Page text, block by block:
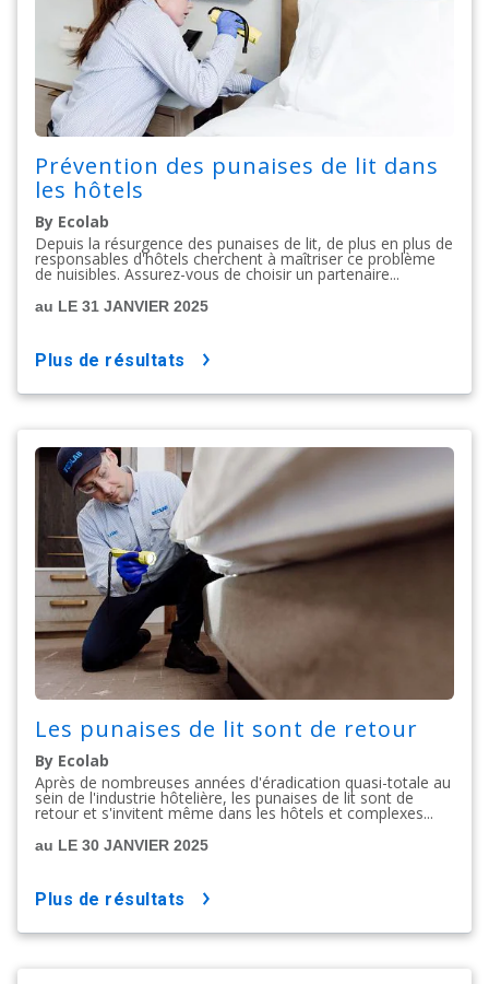
Prévention des punaises de lit dans
les hôtels
By Ecolab
Depuis la résurgence des punaises de lit, de plus en plus de
responsables d'hôtels cherchent à maîtriser ce problème
de nuisibles. Assurez-vous de choisir un partenaire...
au LE 31 JANVIER 2025
plus de résultats
Les punaises de lit sont de retour
By Ecolab
Après de nombreuses années d'éradication quasi-totale au
sein de l'industrie hôtelière, les punaises de lit sont de
retour et s'invitent même dans les hôtels et complexes...
au LE 30 JANVIER 2025
plus de résultats